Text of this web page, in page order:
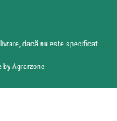
dacă nu este specificat
by Agrarzone